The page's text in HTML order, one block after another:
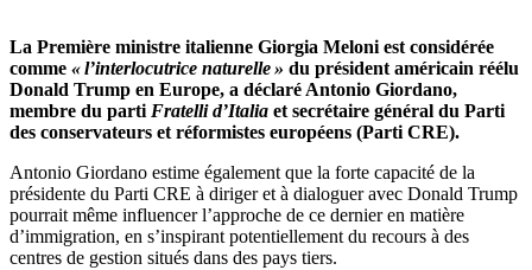
La Première ministre italienne Giorgia Meloni est considérée
comme « l’interlocutrice naturelle » du président américain réélu
Donald Trump en Europe, a déclaré Antonio Giordano,
membre du parti Fratelli d’Italia et secrétaire général du Parti
des conservateurs et réformistes européens (Parti CRE).
Antonio Giordano estime également que la forte capacité de la
présidente du Parti CRE à diriger et à dialoguer avec Donald Trump
pourrait même influencer l’approche de ce dernier en matière
d’immigration, en s’inspirant potentiellement du recours à des
centres de gestion situés dans des pays tiers.